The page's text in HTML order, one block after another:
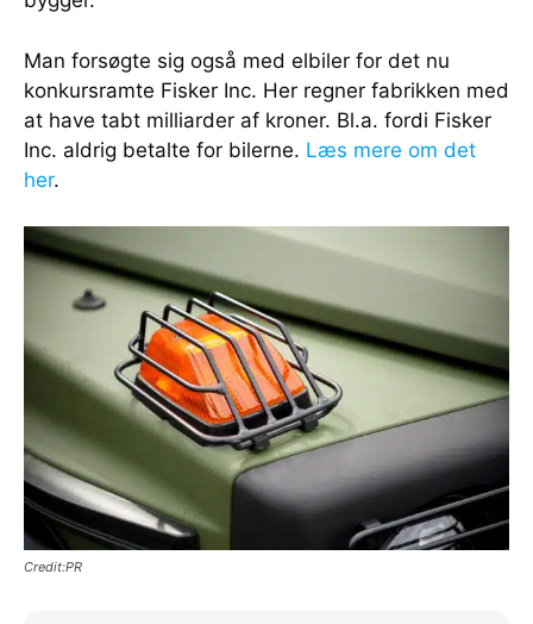
Man forsøgte sig også med elbiler for det nu
konkursramte Fisker Inc. Her regner fabrikken med
at have tabt milliarder af kroner. Bl.a. fordi Fisker
Inc. aldrig betalte for bilerne. Læs mere om det
her.
Credit:PR